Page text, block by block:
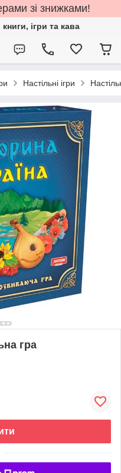
зі знижками!
ігри та кава
Настільні ігри
гра